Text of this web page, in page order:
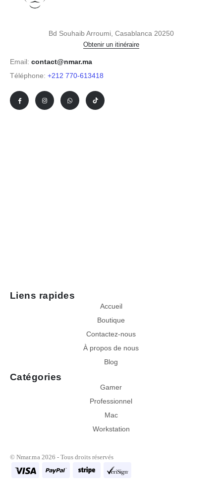
Bd Souhaib Arroumi, Casablanca 20250
Obtenir un itinéraire
Email: contact@nmar.ma
Téléphone: +212 770-613418
Liens rapides
Accueil
Boutique
Contactez-nous
À propos de nous
Blog
Catégories
Gamer
Professionnel
Mac
Workstation
© Nmar.ma 2026 - Tous droits réservés
Contactez votre vendeur
Cliquez pour discuter